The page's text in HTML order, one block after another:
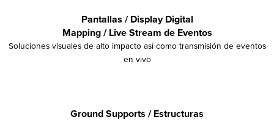
Pantallas / Display Digital
Mapping / Live Stream de Eventos
Soluciones visuales de alto impacto así como transmisión de eventos
en vivo
Ground Supports / Estructuras